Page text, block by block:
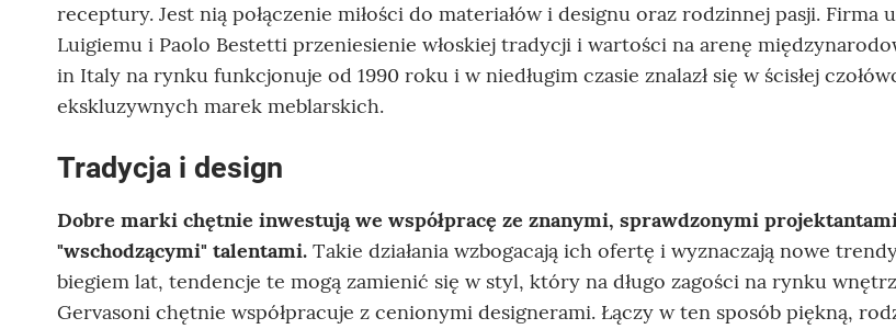
receptury. Jest nią połączenie miłości do materiałów i designu oraz rodzinnej pasji. Firma
Luigiemu i Paolo Bestetti przeniesienie włoskiej tradycji i wartości na arenę
in Italy na rynku funkcjonuje od 1990 roku i w niedługim czasie znalazł się w ścisłej
ekskluzywnych marek meblarskich.
Tradycja i design
Dobre marki chętnie inwestują we współpracę ze znanymi, sprawdzonymi
"wschodzącymi" talentami. Takie działania wzbogacają ich ofertę i wyznaczają nowe
biegiem lat, tendencje te mogą zamienić się w styl, który na długo zagości na rynku
Gervasoni chętnie współpracuje z cenionymi designerami. Łączy w ten sposób piękną,